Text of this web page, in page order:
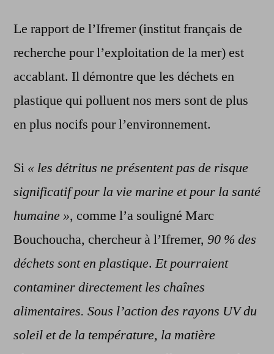
Le rapport de l’Ifremer (institut français de
recherche pour l’exploitation de la mer) est
accablant. Il démontre que les déchets en
plastique qui polluent nos mers sont de plus
en plus nocifs pour l’environnement.
Si « les détritus ne présentent pas de risque
significatif pour la vie marine et pour la santé
humaine », comme l’a souligné Marc
Bouchoucha, chercheur à l’Ifremer, 90 % des
déchets sont en plastique. Et pourraient
contaminer directement les chaînes
alimentaires. Sous l’action des rayons UV du
soleil et de la température, la matière